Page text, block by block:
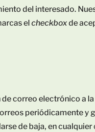
del interesado.
elcheckboxde
correo electrónico a
periódicamente y
de baja, en